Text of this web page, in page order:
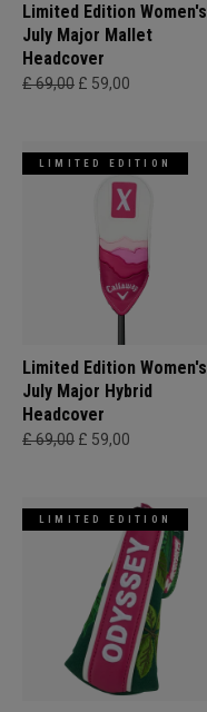
Limited Edition Women's
July Major Mallet
Headcover
£ 69,00 £ 59,00
LIMITED EDITION
Limited Edition Women's
July Major Hybrid
Headcover
£ 69,00 £ 59,00
LIMITED EDITION